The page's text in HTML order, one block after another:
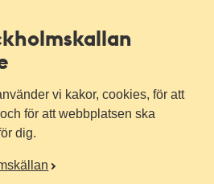
vi kakor, cookies, för att
för att webbplatsen ska
dig.